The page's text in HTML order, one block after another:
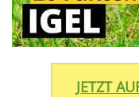
JETZT